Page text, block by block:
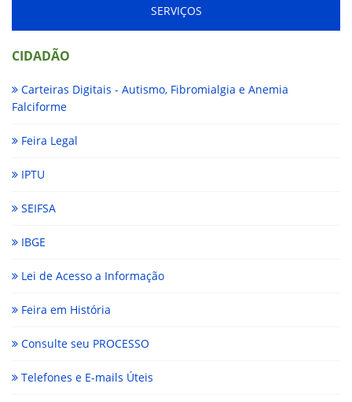
SERVIÇOS
CIDADÃO
Carteiras Digitais - Autismo, Fibromialgia e Anemia
Falciforme
Feira Legal
IPTU
SEIFSA
IBGE
Lei de Acesso a Informação
Feira em História
Consulte seu PROCESSO
Telefones e E-mails Úteis